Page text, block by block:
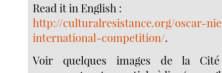
Read it in English :
http://culturalresistance.org/oscar-
international-competition/.
Voir quelques images de la